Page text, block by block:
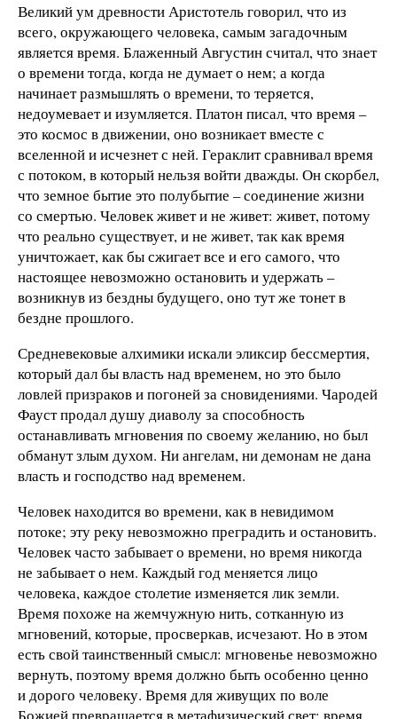
Великий ум древности Аристотель говорил, что из
всего, окружающего человека, самым загадочным
является время. Блаженный Августин считал, что знает
о времени тогда, когда не думает о нем; а когда
начинает размышлять о времени, то теряется,
недоумевает и изумляется. Платон писал, что время –
это космос в движении, оно возникает вместе с
вселенной и исчезнет с ней. Гераклит сравнивал время
с потоком, в который нельзя войти дважды. Он скорбел,
что земное бытие это полубытие – соединение жизни
со смертью. Человек живет и не живет: живет, потому
что реально существует, и не живет, так как время
уничтожает, как бы сжигает все и его самого, что
настоящее невозможно остановить и удержать –
возникнув из бездны будущего, оно тут же тонет в
бездне прошлого.
Средневековые алхимики искали эликсир бессмертия,
который дал бы власть над временем, но это было
ловлей призраков и погоней за сновидениями. Чародей
Фауст продал душу диаволу за способность
останавливать мгновения по своему желанию, но был
обманут злым духом. Ни ангелам, ни демонам не дана
власть и господство над временем.
Человек находится во времени, как в невидимом
потоке; эту реку невозможно преградить и остановить.
Человек часто забывает о времени, но время никогда
не забывает о нем. Каждый год меняется лицо
человека, каждое столетие изменяется лик земли.
Время похоже на жемчужную нить, сотканную из
мгновений, которые, просверкав, исчезают. Но в этом
есть свой таинственный смысл: мгновенье невозможно
вернуть, поэтому время должно быть особенно ценно
и дорого человеку. Время для живущих по воле